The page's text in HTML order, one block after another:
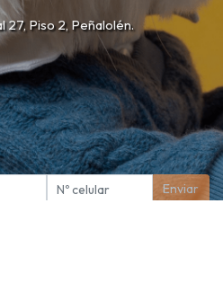
27, Piso 2, Peñalolén.
Enviar